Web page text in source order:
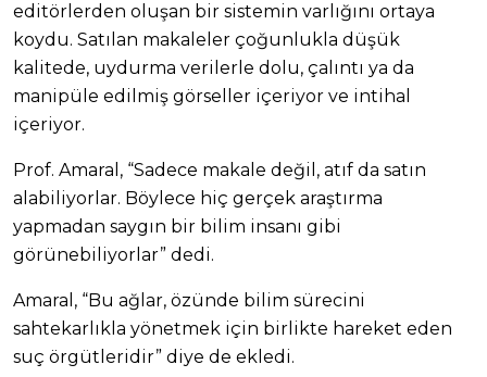
editörlerden oluşan bir sistemin varlığını ortaya
koydu. Satılan makaleler çoğunlukla düşük
kalitede, uydurma verilerle dolu, çalıntı ya da
manipüle edilmiş görseller içeriyor ve intihal
içeriyor.
Prof. Amaral, “Sadece makale değil, atıf da satın
alabiliyorlar. Böylece hiç gerçek araştırma
yapmadan saygın bir bilim insanı gibi
görünebiliyorlar” dedi.
Amaral, “Bu ağlar, özünde bilim sürecini
sahtekarlıkla yönetmek için birlikte hareket eden
suç örgütleridir” diye de ekledi.